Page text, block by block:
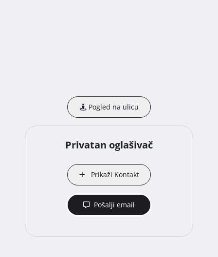
Pogled na ulicu
Privatan oglašivač
Prikaži Kontakt
Pošalji email